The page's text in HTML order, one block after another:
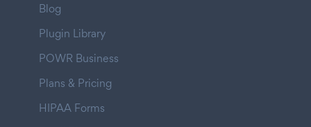
Blog
Plugin Library
POWR Business
Plans & Pricing
HIPAA Forms